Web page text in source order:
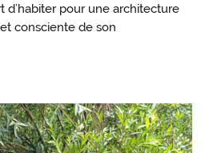
d’habiter pour une architecture
consciente de son